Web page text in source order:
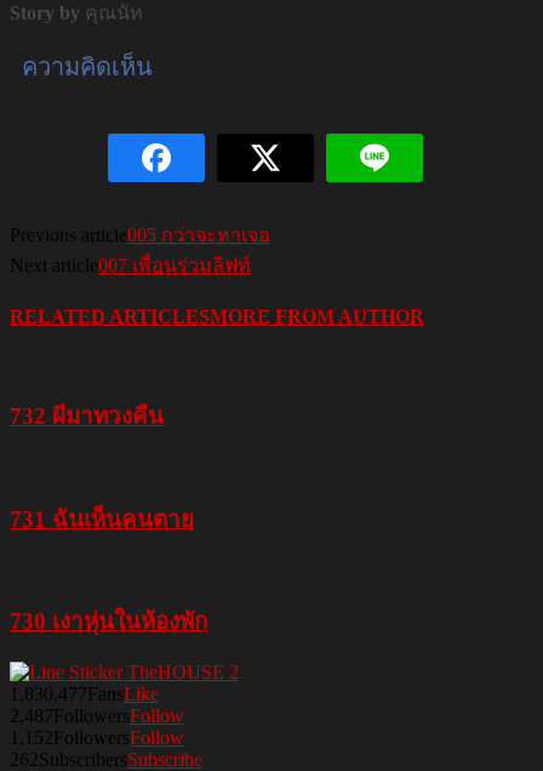
Story by คุณนัท
ความคิดเห็น
Previous article005 กว่าจะหาเจอ
Next article007 เพื่อนร่วมลิฟท์
RELATED ARTICLESMORE FROM AUTHOR
732 ผีมาทวงคืน
731 ฉันเห็นคนตาย
730 เงาหุ่นในห้องพัก
1,830,477FansLike
2,487FollowersFollow
1,152FollowersFollow
262SubscribersSubscribe